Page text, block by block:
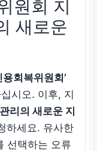
원회 지
새로운
용회복위원회’
시오. 이후, 지
리의 새로운 지
하세요. 유사한
선택하는 오류